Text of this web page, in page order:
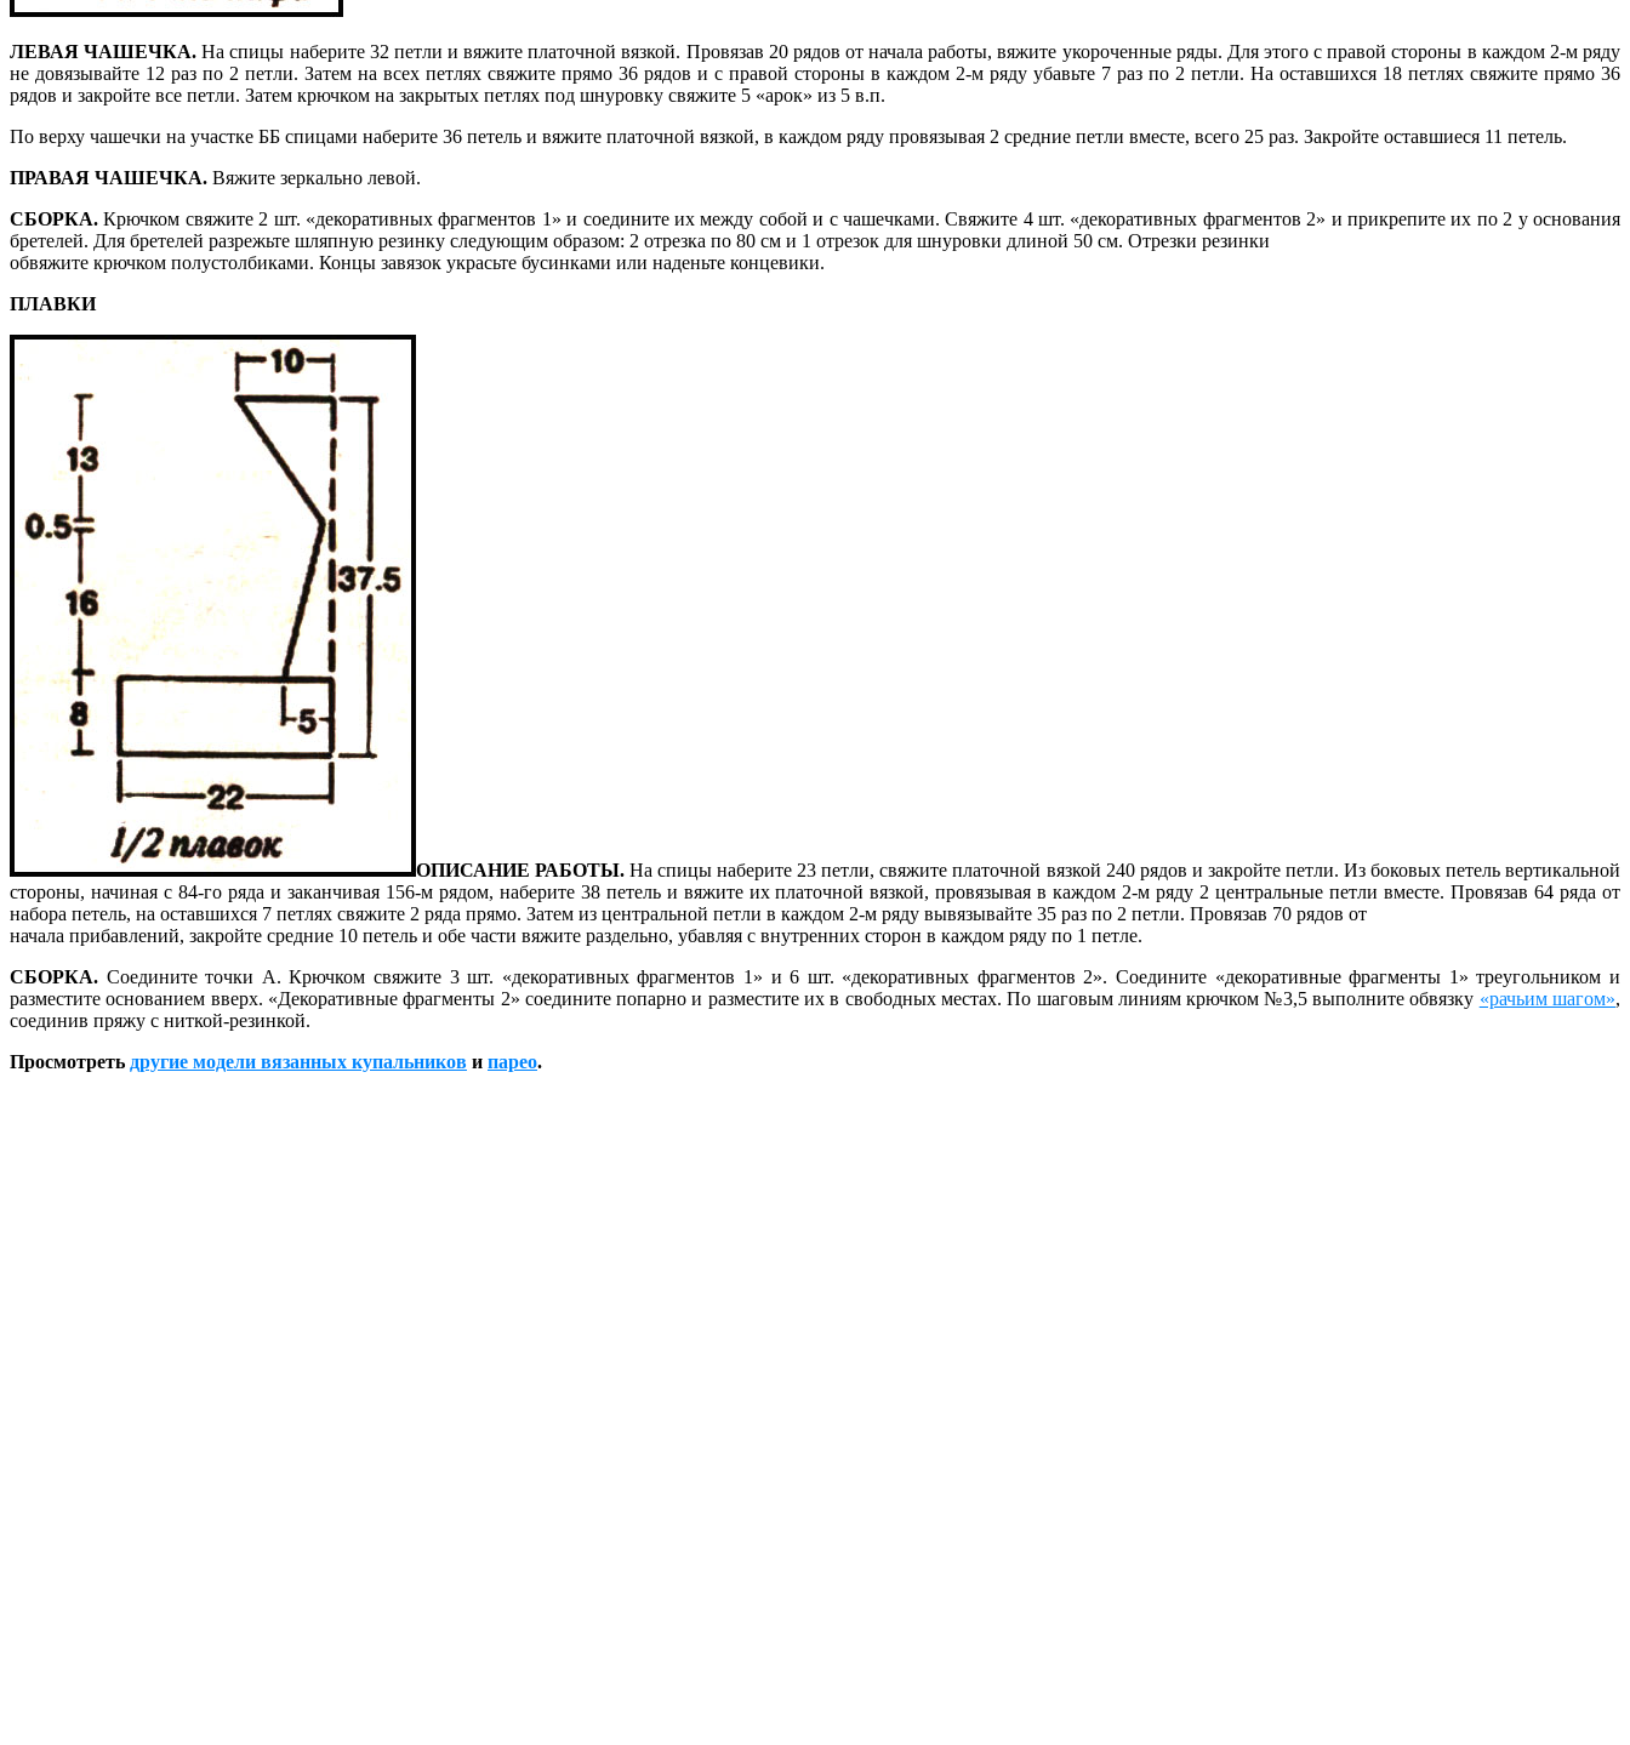
ЛЕВАЯ ЧАШЕЧКА. На спицы наберите 32 петли и вяжите платочной вязкой. Провязав 20 рядов от начала работы, вяжите укороченные ряды. Для этого с правой стороны в каждом 2-м ряду
не довязывайте 12 раз по 2 петли. Затем на всех петлях свяжите прямо 36 рядов и с правой стороны в каждом 2-м ряду убавьте 7 раз по 2 петли. На оставшихся 18 петлях свяжите прямо 36
рядов и закройте все петли. Затем крючком на закрытых петлях под шнуровку свяжите 5 «арок» из 5 в.п.
По верху чашечки на участке ББ спицами наберите 36 петель и вяжите платочной вязкой, в каждом ряду провязывая 2 средние петли вместе, всего 25 раз. Закройте оставшиеся 11 петель.
ПРАВАЯ ЧАШЕЧКА. Вяжите зеркально левой.
СБОРКА. Крючком свяжите 2 шт. «декоративных фрагментов 1» и соедините их между собой и с чашечками. Свяжите 4 шт. «декоративных фрагментов 2» и прикрепите их по 2 у основания
бретелей. Для бретелей разрежьте шляпную резинку следующим образом: 2 отрезка по 80 см и 1 отрезок для шнуровки длиной 50 см. Отрезки резинки
обвяжите крючком полустолбиками. Концы завязок украсьте бусинками или наденьте концевики.
ПЛАВКИ
ОПИСАНИЕ РАБОТЫ. На спицы наберите 23 петли, свяжите платочной вязкой 240 рядов и закройте петли. Из боковых петель вертикальной
стороны, начиная с 84-го ряда и заканчивая 156-м рядом, наберите 38 петель и вяжите их платочной вязкой, провязывая в каждом 2-м ряду 2 центральные петли вместе. Провязав 64 ряда от
набора петель, на оставшихся 7 петлях свяжите 2 ряда прямо. Затем из центральной петли в каждом 2-м ряду вывязывайте 35 раз по 2 петли. Провязав 70 рядов от
начала прибавлений, закройте средние 10 петель и обе части вяжите раздельно, убавляя с внутренних сторон в каждом ряду по 1 петле.
СБОРКА. Соедините точки А. Крючком свяжите 3 шт. «декоративных фрагментов 1» и 6 шт. «декоративных фрагментов 2». Соедините «декоративные фрагменты 1» треугольником и
разместите основанием вверх. «Декоративные фрагменты 2» соедините попарно и разместите их в свободных местах. По шаговым линиям крючком №3,5 выполните обвязку «рачьим шагом»,
соединив пряжу с ниткой-резинкой.
Просмотреть другие модели вязанных купальников и парео.